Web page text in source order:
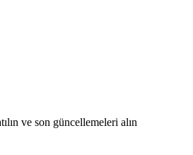
ve son güncellemeleri alın